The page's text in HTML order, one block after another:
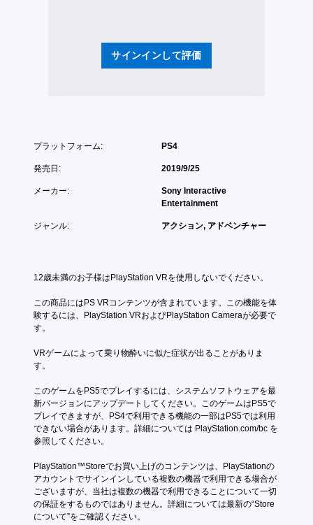
サインインして評価
プラットフォーム: PS4
発売日: 2019/9/25
メーカー:
Sony Interactive
Entertainment
ジャンル: アクション, アドベンチャー
12歳未満のお子様はPlayStation VRを使用しないでください。
この商品にはPS VRコンテンツが含まれています。この機能を体
験するには、PlayStation VRおよびPlayStation Cameraが必要で
す。
VRゲームによって乗り物酔いに似た症状が出ることがありま
す。
このゲームをPS5でプレイするには、システムソフトウェアを最
新バージョンにアップデートしてください。このゲームはPS5で
プレイできますが、PS4で利用できる機能の一部はPS5では利用
できない場合があります。詳細については PlayStation.com/bc を
参照してください。
PlayStation™Storeでお買い上げのコンテンツは、PlayStationの
アカウントでサインインしている複数の機器で利用できる場合が
ございますが、当社は複数の機器で利用できることについて一切
の保証をするものではありません。詳細については最新の“Store
について”をご確認ください。